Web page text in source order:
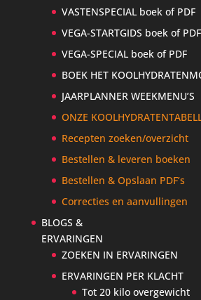
VASTENSPECIAL boek of PDF
VEGA-STARTGIDS boek of PDF
VEGA-SPECIAL boek of PDF
BOEK HET
JAARPLANNER WEEKMENU’S
ONZE
Recepten zoeken/overzicht
Bestellen & leveren boeken
Bestellen & Opslaan PDF’s
Correcties en aanvullingen
BLOGS &
ERVARINGEN
ZOEKEN IN ERVARINGEN
ERVARINGEN PER KLACHT
Tot 20 kilo overgewicht